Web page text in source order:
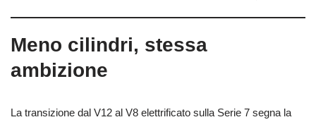
Meno cilindri, stessa
ambizione
La transizione dal V12 al V8 elettrificato sulla Serie 7 segna la